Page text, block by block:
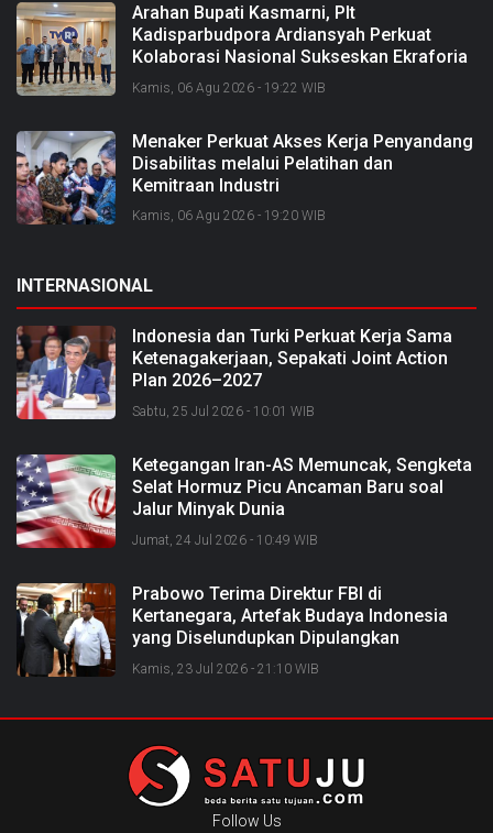
Arahan Bupati Kasmarni, Plt
Kadisparbudpora Ardiansyah Perkuat
Kolaborasi Nasional Sukseskan Ekraforia
2026 dan Bangun Bengkalis sebagai
Kabupaten Kreatif
Kamis, 06 Agu 2026 - 19:22 WIB
Menaker Perkuat Akses Kerja Penyandang
Disabilitas melalui Pelatihan dan
Kemitraan Industri
Kamis, 06 Agu 2026 - 19:20 WIB
INTERNASIONAL
Indonesia dan Turki Perkuat Kerja Sama
Ketenagakerjaan, Sepakati Joint Action
Plan 2026–2027
Sabtu, 25 Jul 2026 - 10:01 WIB
Ketegangan Iran-AS Memuncak, Sengketa
Selat Hormuz Picu Ancaman Baru soal
Jalur Minyak Dunia
Jumat, 24 Jul 2026 - 10:49 WIB
Prabowo Terima Direktur FBI di
Kertanegara, Artefak Budaya Indonesia
yang Diselundupkan Dipulangkan
Kamis, 23 Jul 2026 - 21:10 WIB
Follow Us